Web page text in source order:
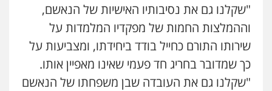
"שקלנו גם את נסיבותיו האישיות של הנאשם,
וההמלצות החמות של מפקדיו המלמדות על
שירותו התורם כחייל בודד ביחידתו, ומצביעות על
כך שמדובר בחריג חד פעמי שאינו מאפיין אותו.
"שקלנו גם את העובדה שבן משפחתו של הנאשם